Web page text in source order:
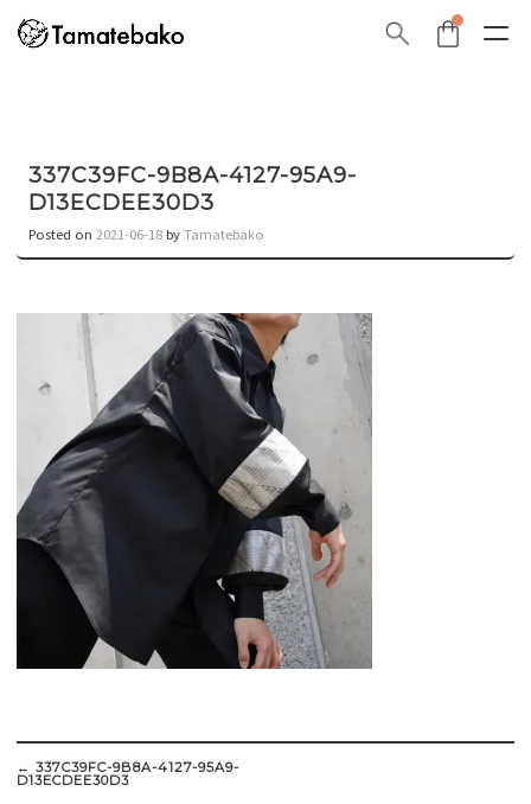
337C39FC-9B8A-4127-95A9-
D13ECDEE30D3
Posted on 2021-06-18 byTamatebako
Post
navigation
← 337C39FC-9B8A-4127-95A9-
D13ECDEE30D3